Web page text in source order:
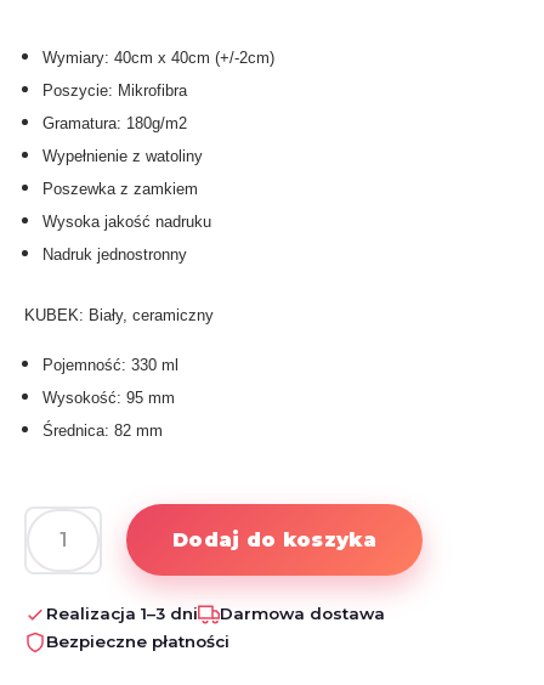
Wymiary: 40cm x 40cm (+/-2cm)
Poszycie: Mikrofibra
Gramatura: 180g/m2
Wypełnienie z watoliny
Poszewka z zamkiem
Wysoka jakość nadruku
Nadruk jednostronny
KUBEK: Biały, ceramiczny
Pojemność: 330 ml
Wysokość: 95 mm
Średnica: 82 mm
ilość
Mamo,
jesteś
najlepsza
Dodaj do koszyka
Realizacja 1–3 dni
Darmowa dostawa
Bezpieczne płatności